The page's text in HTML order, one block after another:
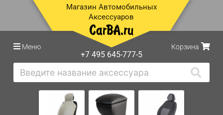
Магазин Автомобильных
Аксессуаров
Меню
+7 495 645-777-5
Корзина